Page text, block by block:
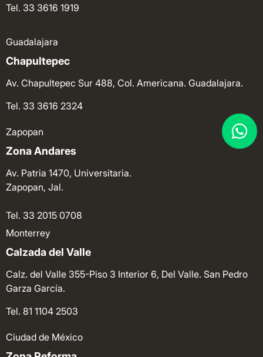
Tel. 33 3616 1919
Guadalajara
Chapultepec
Av. Chapultepec Sur 488, Col. Americana. Guadalajara.
Tel. 33 3616 2324
Zapopan
Zona Andares
Av. Patria 1470, Universitaria.
Zapopan, Jal.
Tel. 33 2015 0708
Monterrey
Calzada del Valle
Calz. del Valle 355-Piso 3 Interior 6, Del Valle. San Pedro
Garza García.
Tel. 81 1104 2503
Ciudad de México